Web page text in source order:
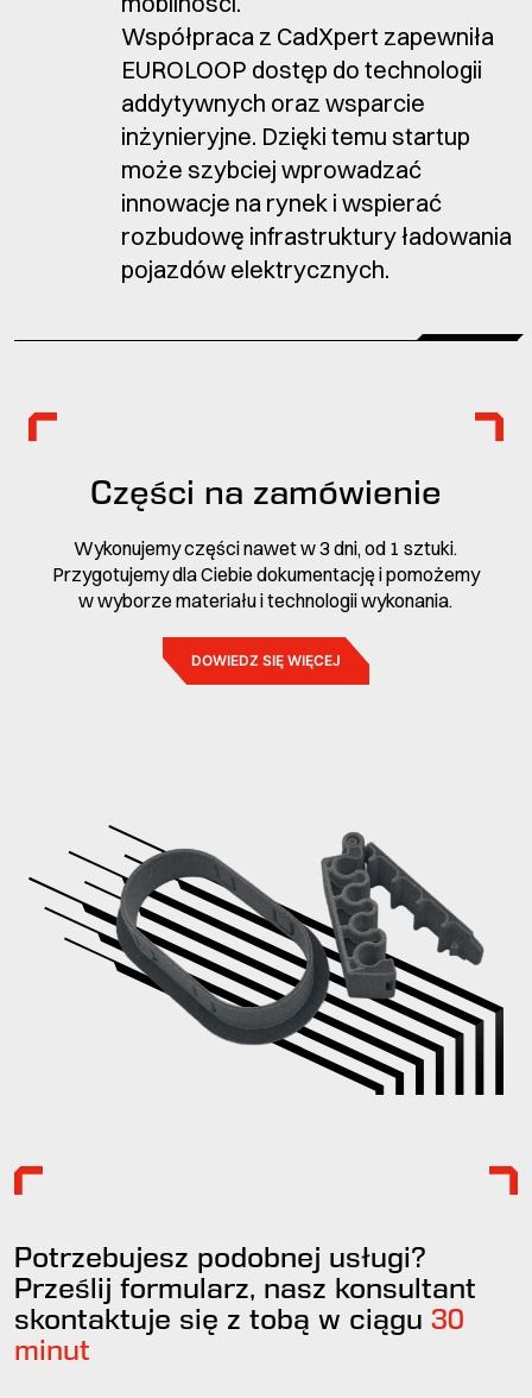
Współpraca z CadXpert zapewniła
EUROLOOP dostęp do technologii
addytywnych oraz wsparcie
inżynieryjne. Dzięki temu startup
może szybciej wprowadzać
innowacje na rynek i wspierać
rozbudowę infrastruktury ładowania
pojazdów elektrycznych.
Części na zamówienie
Wykonujemy części nawet w 3 dni, od 1 sztuki.
Przygotujemy dla Ciebie dokumentację i pomożemy
w wyborze materiału i technologii wykonania.
DOWIEDZ SIĘ WIĘCEJ
Potrzebujesz podobnej usługi?
Prześlij formularz, nasz konsultant
skontaktuje się z tobą w ciągu 30
minut